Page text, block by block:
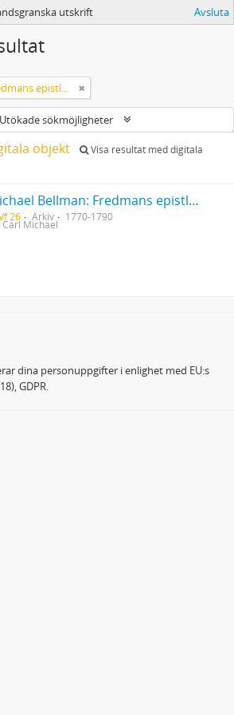
utskrift Avsluta
Carl Michael Bellman: Fredmans epistlar [Nechers ex.]. Ep. 1-50
Utökade sökmöjligheter
objekt
Visa resultat med digitala
Carl Michael Bellman: Fredmans epistlar [Nechers ex.]. Ep. 1-50
26 Arkiv 1770-1790
Michael
dina personuppgifter i enlighet med EU:s
GDPR.